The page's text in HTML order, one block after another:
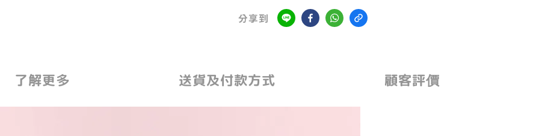
分享到
了解更多 送貨及付款方式 顧客評價